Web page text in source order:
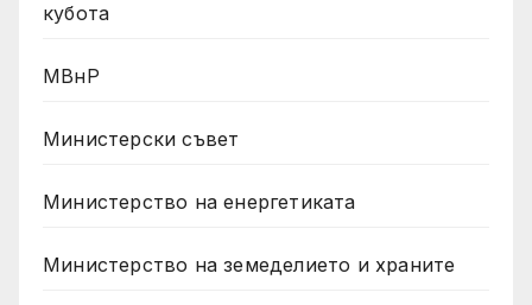
кубота
МВнР
Министерски съвет
Министерство на енергетиката
Министерство на земеделието и храните